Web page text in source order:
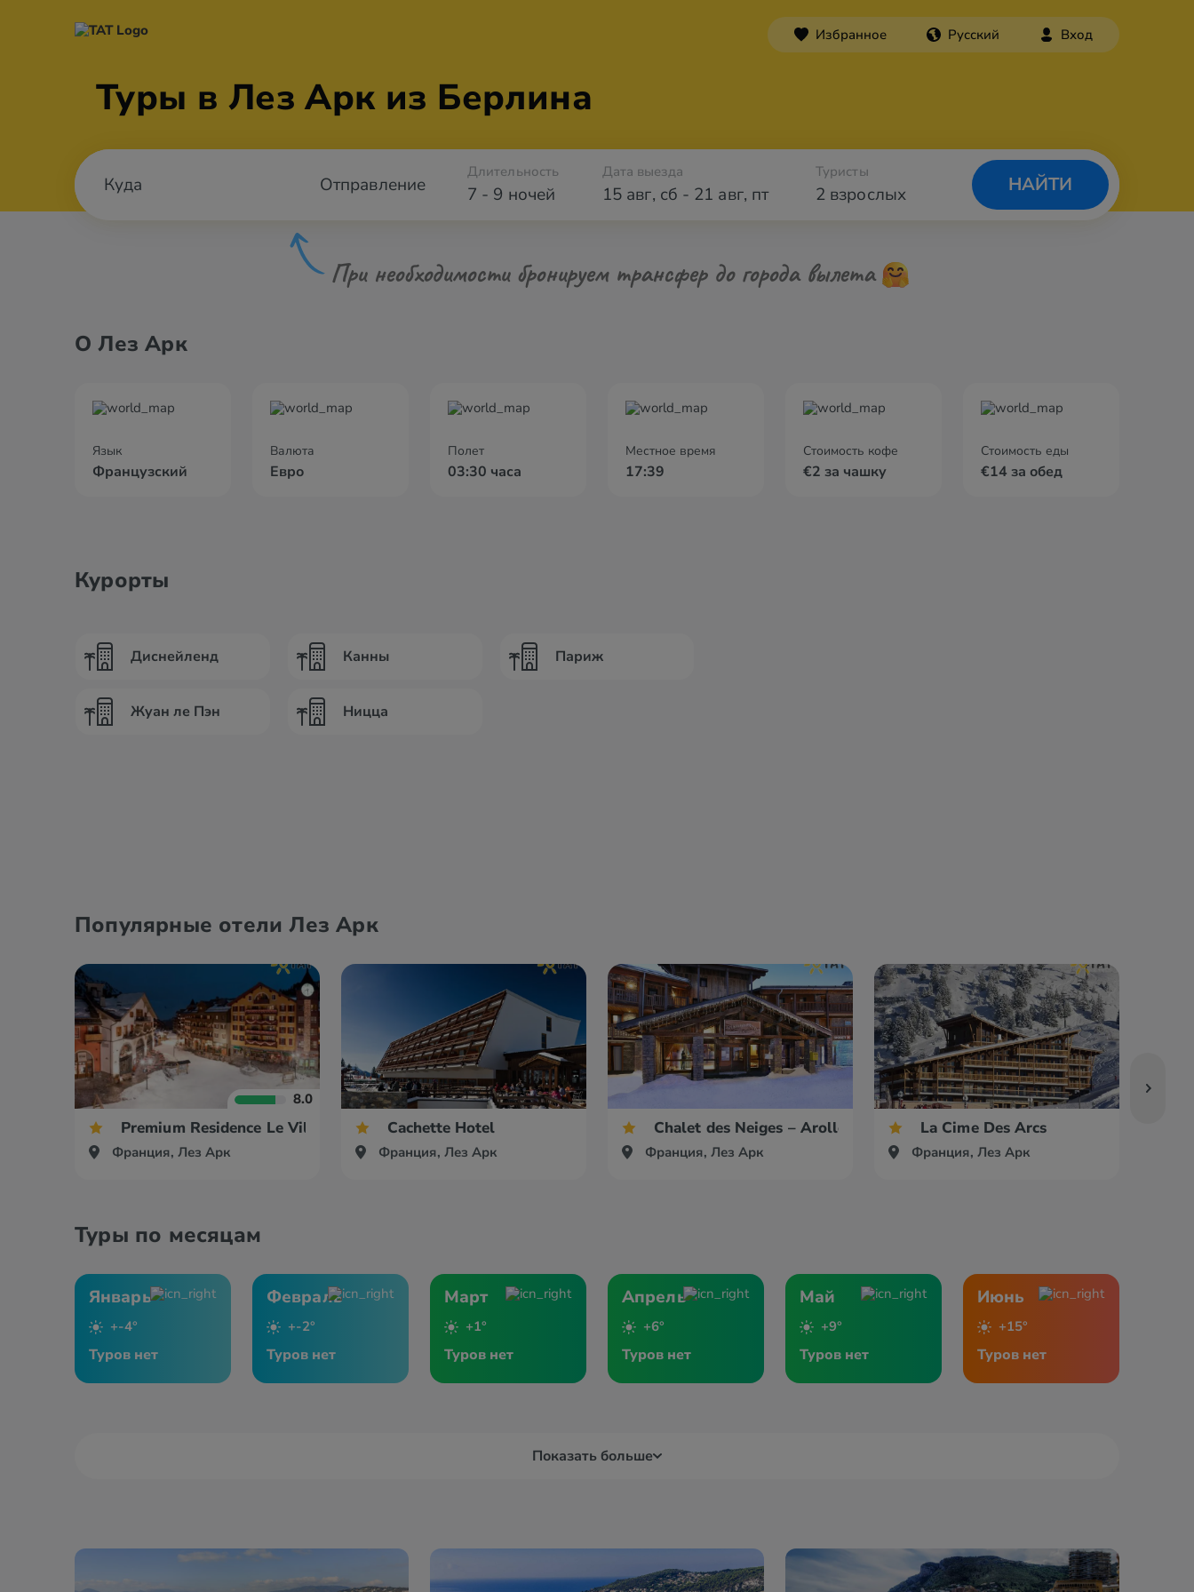
Избранное Русский Вход
Туры в Лез Арк из Берлина
Отправление 7 - 9 ночей
Длительность Дата выезда
15 авг, сб - 21 авг, пт 2 взрослых
Туристы
НАЙТИ
При необходимости бронируем трансфер до города вылета
О Лез Арк
Язык
Французский
Валюта
Евро
Полет
03:30 часа
Местное время
17:39
Стоимость кофе
€2 за чашку
Стоимость еды
€14 за обед
Курорты
Диснейленд
Жуан ле Пэн
Канны
Ницца
Париж
Популярные отели Лез Арк
8.0
Premium Residence Le Village
Франция, Лез Арк
Cachette Hotel
Франция, Лез Арк
Chalet des Neiges – Arolles
Франция, Лез Арк
La Cime Des Arcs
Франция, Лез Арк
Туры по месяцам
Январь
+-4°
Туров нет
Февраль
+-2°
Туров нет
Март
+1°
Туров нет
Апрель
+6°
Туров нет
Май
+9°
Туров нет
Июнь
+15°
Туров нет
Показать больше